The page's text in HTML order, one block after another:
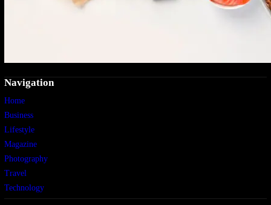
Navigation
Home
Business
Lifestyle
Magazine
Photography
Travel
Technology